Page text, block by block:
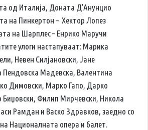
од Италија, Доната Д’Анунцио
на Пинкертон – Хектор Лопез
на Шарплес – Енрико Маручи
улоги настапуваат: Марика
Невен Силјановски, Јане
Пендовска Мадевска, Валентина
Димовски, Марко Гапо, Дарко
Биџовски, Филип Мирчевски, Никола
Рамдан и Васко Здравков, заедно со
Националната опера и балет.